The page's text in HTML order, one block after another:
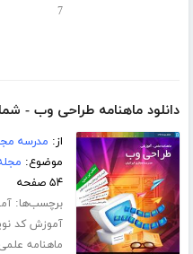
7
دانلود ماهنامه طراحی وب -
از: مدرسه
موضوع:
۵۴ صفحه
برچسب‌ها:
آموزش کد
ماهنامه